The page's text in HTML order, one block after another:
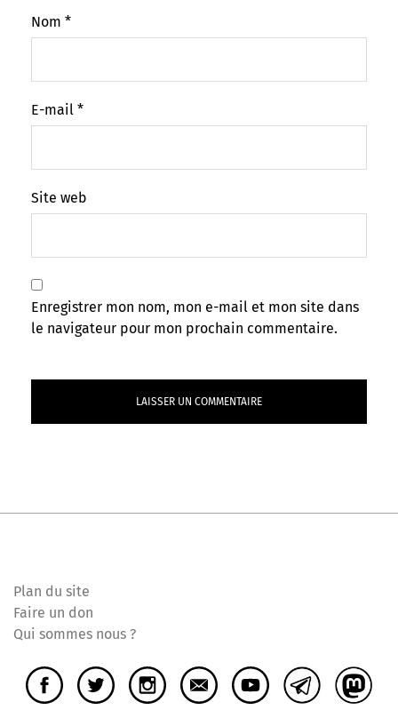
Nom *
E-mail *
Site web
Enregistrer mon nom, mon e-mail et mon site dans
le navigateur pour mon prochain commentaire.
Plan du site
Faire un don
Qui sommes nous ?